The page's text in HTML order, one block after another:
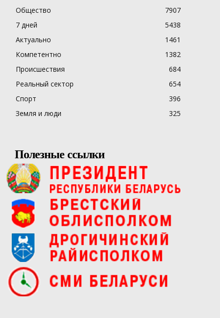
Общество
7907
7 дней
5438
Актуально
1461
Компетентно
1382
Происшествия
684
Реальный сектор
654
Спорт
396
Земля и люди
325
Полезные ссылки